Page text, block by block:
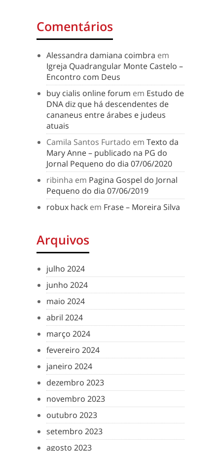
Comentários
Alessandra damiana coimbra em
Igreja Quadrangular Monte Castelo –
Encontro com Deus
buy cialis online forum em Estudo de
DNA diz que há descendentes de
cananeus entre árabes e judeus
atuais
Camila Santos Furtado em Texto da
Mary Anne – publicado na PG do
Jornal Pequeno do dia 07/06/2020
ribinha em Pagina Gospel do Jornal
Pequeno do dia 07/06/2019
robux hack em Frase – Moreira Silva
Arquivos
julho 2024
junho 2024
maio 2024
abril 2024
março 2024
fevereiro 2024
janeiro 2024
dezembro 2023
novembro 2023
outubro 2023
setembro 2023
agosto 2023